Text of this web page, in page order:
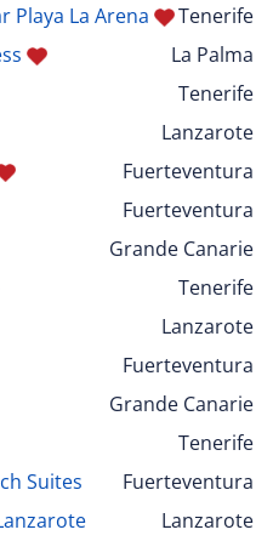
Playa La Arena
Tenerife
La Palma
Tenerife
Lanzarote
Fuerteventura
Fuerteventura
Grande Canarie
Tenerife
Lanzarote
Fuerteventura
Grande Canarie
Tenerife
Suites
Fuerteventura
Lanzarote